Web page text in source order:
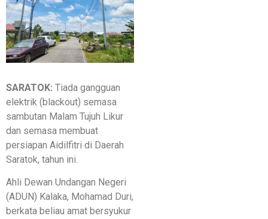
SARATOK: Tiada gangguan
elektrik (blackout) semasa
sambutan Malam Tujuh Likur
dan semasa membuat
persiapan Aidilfitri di Daerah
Saratok, tahun ini.
Ahli Dewan Undangan Negeri
(ADUN) Kalaka, Mohamad Duri,
berkata beliau amat bersyukur